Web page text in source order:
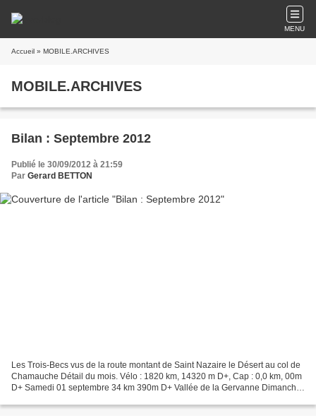
MENU
Accueil » MOBILE.ARCHIVES
MOBILE.ARCHIVES
Bilan : Septembre 2012
Publié le 30/09/2012 à 21:59
Par Gerard BETTON
Les Trois-Becs vus de la route montant de Saint Nazaire le Désert au col de
Chamauche Détail du mois. Vélo : 1820 km, 14320 m D+, Cap : 0,0 km, 00m
D+ Samedi 01 septembre 34 km 390m D+ Vallée de la Gervanne Dimanche